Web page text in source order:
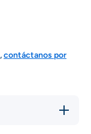
contáctanos por
Aumentar
cantidad